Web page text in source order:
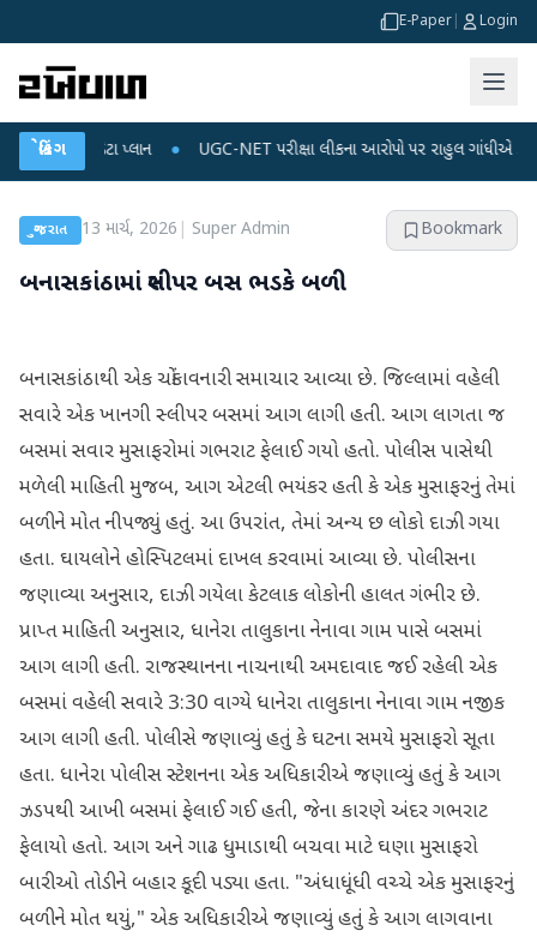
E-Paper Login
બ્રેકિંગ
ડેટા પ્લાન ● UGC-NET પરીક્ષા લીકના આરોપો પર રાહુલ ગાંધીએ કેન્દ્ર પર
ગુજરાત 13 માર્ચ, 2026 Super Admin Bookmark
બનાસકાંઠામાં સ્લીપર બસ ભડકે બળી
બનાસકાંઠાથી એક ચોંકાવનારી સમાચાર આવ્યા છે. જિલ્લામાં વહેલી
સવારે એક ખાનગી સ્લીપર બસમાં આગ લાગી હતી. આગ લાગતા જ
બસમાં સવાર મુસાફરોમાં ગભરાટ ફેલાઈ ગયો હતો. પોલીસ પાસેથી
મળેલી માહિતી મુજબ, આગ એટલી ભયંકર હતી કે એક મુસાફરનું તેમાં
બળીને મોત નીપજ્યું હતું. આ ઉપરાંત, તેમાં અન્ય છ લોકો દાઝી ગયા
હતા. ઘાયલોને હોસ્પિટલમાં દાખલ કરવામાં આવ્યા છે. પોલીસના
જણાવ્યા અનુસાર, દાઝી ગયેલા કેટલાક લોકોની હાલત ગંભીર છે.
પ્રાપ્ત માહિતી અનુસાર, ધાનેરા તાલુકાના નેનાવા ગામ પાસે બસમાં
આગ લાગી હતી. રાજસ્થાનના નાચનાથી અમદાવાદ જઈ રહેલી એક
બસમાં વહેલી સવારે 3:30 વાગ્યે ધાનેરા તાલુકાના નેનાવા ગામ નજીક
આગ લાગી હતી. પોલીસે જણાવ્યું હતું કે ઘટના સમયે મુસાફરો સૂતા
હતા. ધાનેરા પોલીસ સ્ટેશનના એક અધિકારીએ જણાવ્યું હતું કે આગ
ઝડપથી આખી બસમાં ફેલાઈ ગઈ હતી, જેના કારણે અંદર ગભરાટ
ફેલાયો હતો. આગ અને ગાઢ ધુમાડાથી બચવા માટે ઘણા મુસાફરો
બારીઓ તોડીને બહાર કૂદી પડ્યા હતા. "અંધાધૂંધી વચ્ચે એક મુસાફરનું
બળીને મોત થયું," એક અધિકારીએ જણાવ્યું હતું કે આગ લાગવાના